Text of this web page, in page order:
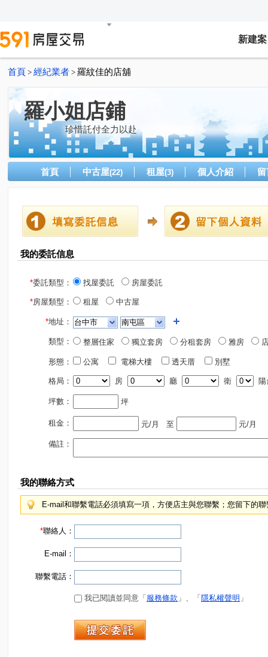
新建案
首頁 > 經紀業者 > 羅紋佳的店舖
羅小姐店鋪
珍惜託付全力以赴
首頁 中古屋(22) 租屋(3) 個人介紹
我的委託信息
*委託類型： 找屋委託 房屋委託
*房屋類型： 租屋 中古屋
*地址：
類型： 整層住家 獨立套房 分租套房 雅房
形態： 公寓 電梯大樓 透天厝 別墅
格局： 房 廳 衛 陽
坪數： 坪
租金： 元/月 至 元/月
備註：
我的聯絡方式
E-mail和聯繫電話必須填寫一項，方便店主與您聯繫；您留下的
*聯絡人：
E-mail：
聯繫電話：
我已閱讀並同意「 服務條款 」、「 隱私權聲明 」